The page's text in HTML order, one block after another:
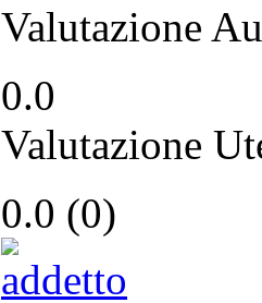
Valutazione
0.0
Valutazione
0.0 (0)